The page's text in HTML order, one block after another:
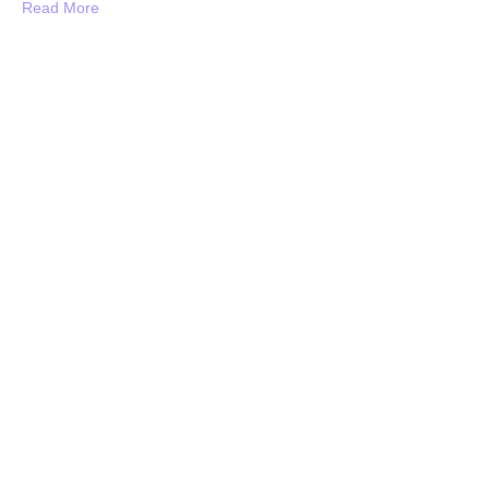
Read More